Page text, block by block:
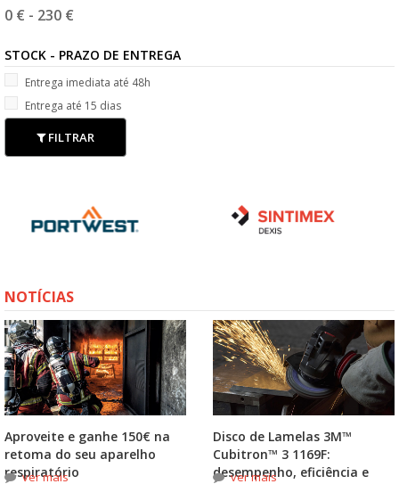
0 € - 230 €
STOCK - PRAZO DE ENTREGA
Entrega imediata até 48h
Entrega até 15 dias
FILTRAR
NOTÍCIAS
Aproveite e ganhe 150€ na
retoma do seu aparelho
respiratório
ver mais
Disco de Lamelas 3M™
Cubitron™ 3 1169F:
desempenho, eficiência e
ver mais